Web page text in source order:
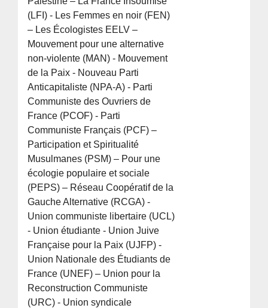
(LFI) - Les Femmes en noir (FEN)
– Les Écologistes EELV –
Mouvement pour une alternative
non-violente (MAN) - Mouvement
de la Paix - Nouveau Parti
Anticapitaliste (NPA-A) - Parti
Communiste des Ouvriers de
France (PCOF) - Parti
Communiste Français (PCF) –
Participation et Spiritualité
Musulmanes (PSM) – Pour une
écologie populaire et sociale
(PEPS) – Réseau Coopératif de la
Gauche Alternative (RCGA) -
Union communiste libertaire (UCL)
- Union étudiante - Union Juive
Française pour la Paix (UJFP) -
Union Nationale des Étudiants de
France (UNEF) – Union pour la
Reconstruction Communiste
(URC) - Union syndicale